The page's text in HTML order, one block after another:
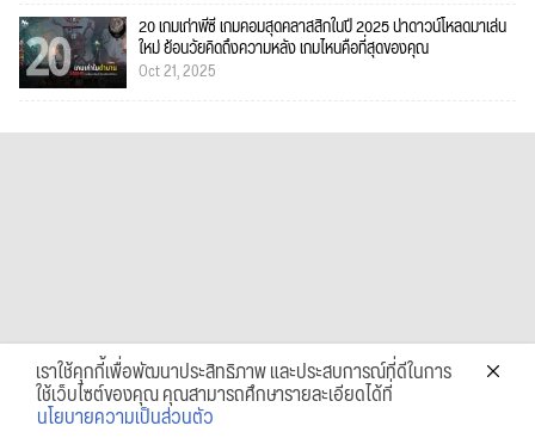
20 เกมเก่าพีซี เกมคอมสุดคลาสสิกในปี 2025 น่าดาวน์โหลดมาเล่น
ใหม่ ย้อนวัยคิดถึงความหลัง เกมไหนคือที่สุดของคุณ
Oct 21, 2025
เราใช้คุกกี้เพื่อพัฒนาประสิทธิภาพ และประสบการณ์ที่ดีในการ
ใช้เว็บไซต์ของคุณ คุณสามารถศึกษารายละเอียดได้ที่
นโยบายความเป็นส่วนตัว